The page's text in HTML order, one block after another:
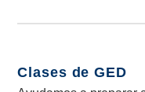
Clases de GED